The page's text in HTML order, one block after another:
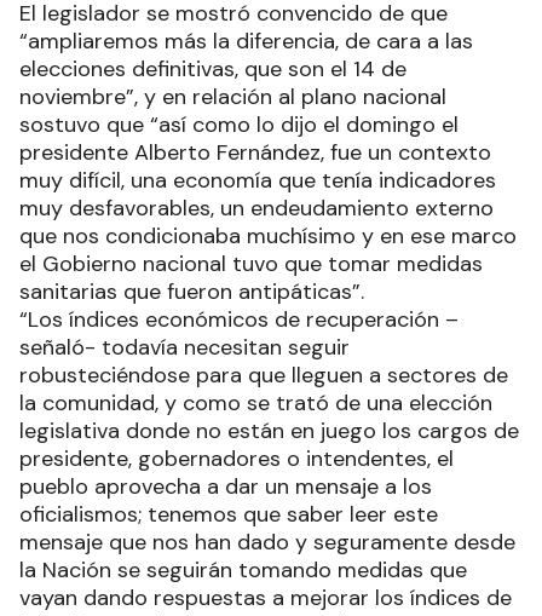
El legislador se mostró convencido de que
“ampliaremos más la diferencia, de cara a las
elecciones definitivas, que son el 14 de
noviembre”, y en relación al plano nacional
sostuvo que “así como lo dijo el domingo el
presidente Alberto Fernández, fue un contexto
muy difícil, una economía que tenía indicadores
muy desfavorables, un endeudamiento externo
que nos condicionaba muchísimo y en ese marco
el Gobierno nacional tuvo que tomar medidas
sanitarias que fueron antipáticas”.
“Los índices económicos de recuperación –
señaló- todavía necesitan seguir
robusteciéndose para que lleguen a sectores de
la comunidad, y como se trató de una elección
legislativa donde no están en juego los cargos de
presidente, gobernadores o intendentes, el
pueblo aprovecha a dar un mensaje a los
oficialismos; tenemos que saber leer este
mensaje que nos han dado y seguramente desde
la Nación se seguirán tomando medidas que
vayan dando respuestas a mejorar los índices de